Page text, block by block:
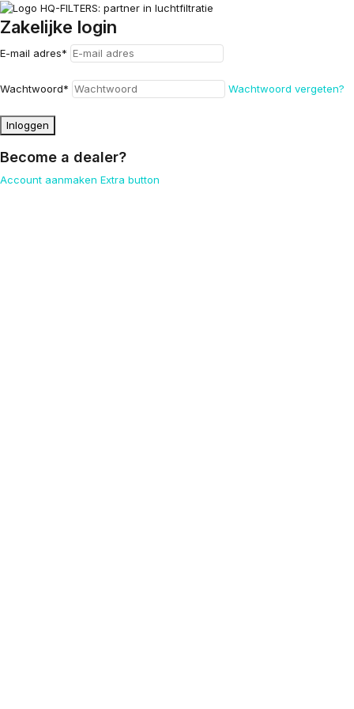
Zakelijke login
E-mail adres*
Wachtwoord* Wachtwoord vergeten?
Inloggen
Become a dealer?
Account aanmaken Extra button